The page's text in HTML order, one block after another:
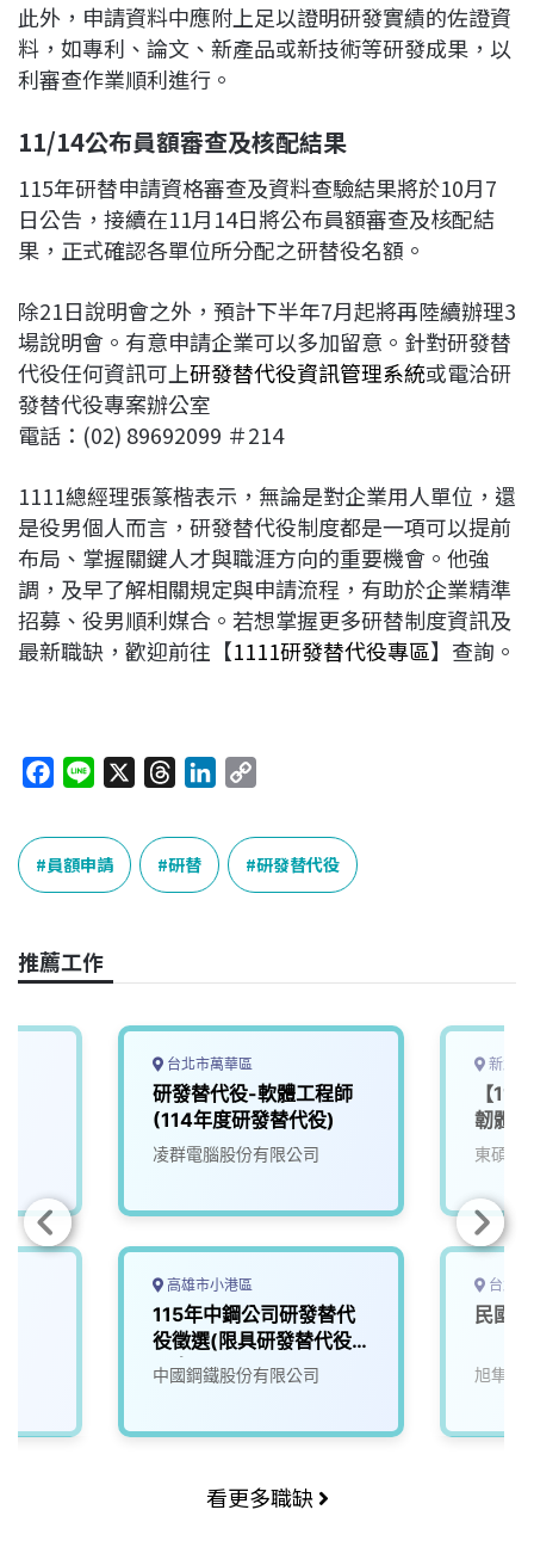
此外，申請資料中應附上足以證明研發實績的佐證資
料，如專利、論文、新產品或新技術等研發成果，以
利審查作業順利進行。
11/14公布員額審查及核配結果
115年研替申請資格審查及資料查驗結果將於10月7
日公告，接續在11月14日將公布員額審查及核配結
果，正式確認各單位所分配之研替役名額。
除21日說明會之外，預計下半年7月起將再陸續辦理3
場說明會。有意申請企業可以多加留意。針對研發替
代役任何資訊可上研發替代役資訊管理系統或電洽研
發替代役專案辦公室
電話：(02) 89692099 ＃214
1111總經理張篆楷表示，無論是對企業用人單位，還
是役男個人而言，研發替代役制度都是一項可以提前
布局、掌握關鍵人才與職涯方向的重要機會。他強
調，及早了解相關規定與申請流程，有助於企業精準
招募、役男順利媒合。若想掌握更多研替制度資訊及
最新職缺，歡迎前往【1111研發替代役專區】查詢。
c
e
b
o
k
n
e
r
e
a
k
n
p
y
L
k
員額申請 研替 研發替代役
推薦工作
台北市萬華區
研發替代役-軟體工程師
(114年度研發替代役)
凌群電腦股份有限公司
高雄市小港區
115年中鋼公司研發替代
役徵選(限具研發替代役
男身分)
中國鋼鐵股份有限公司
新北
【
韌體
東碩資
台北
民國
旭隼科
看更多職缺